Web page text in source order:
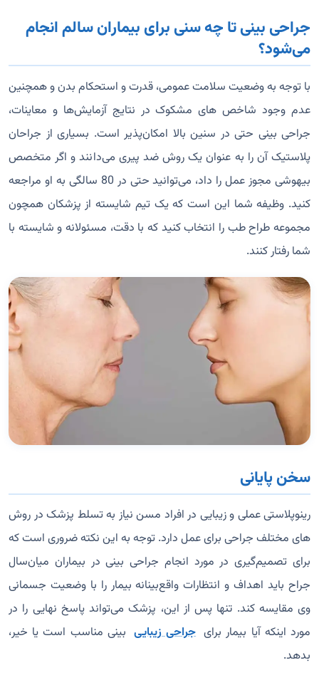
جراحی بینی تا چه سنی برای بیماران سالم انجام
می‌شود؟
با توجه به وضعیت سلامت عمومی، قدرت و استحکام بدن و همچنین
عدم وجود شاخص‌ های مشکوک در نتایج آزمایش‌ها و معاینات،
جراحی بینی حتی در سنین بالا امکان‌پذیر است. بسیاری از جراحان
پلاستیک آن را به عنوان یک روش ضد پیری می‌دانند و اگر متخصص
بیهوشی مجوز عمل را داد، می‌توانید حتی در 80 سالگی به او مراجعه
کنید. وظیفه شما این است که یک تیم شایسته از پزشکان همچون
مجموعه طراح طب را انتخاب کنید که با دقت، مسئولانه و شایسته با
شما رفتار کنند.
سخن پایانی
رینوپلاستی عملی و زیبایی در افراد مسن نیاز به تسلط پزشک در روش
‌های مختلف جراحی برای عمل دارد. توجه به این نکته ضروری است که
برای تصمیم‌گیری در مورد انجام جراحی بینی در بیماران میان‌سال
جراح باید اهداف و انتظارات واقع‌بینانه بیمار را با وضعیت جسمانی
وی مقایسه کند. تنها پس از این، پزشک می‌تواند پاسخ نهایی را در
مورد اینکه آیا بیمار برای جراحی زیبایی بینی مناسب است یا خیر،
بدهد.